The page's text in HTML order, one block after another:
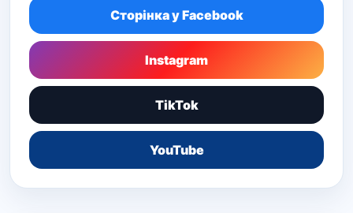
Сторінка у Facebook
Instagram
TikTok
YouTube